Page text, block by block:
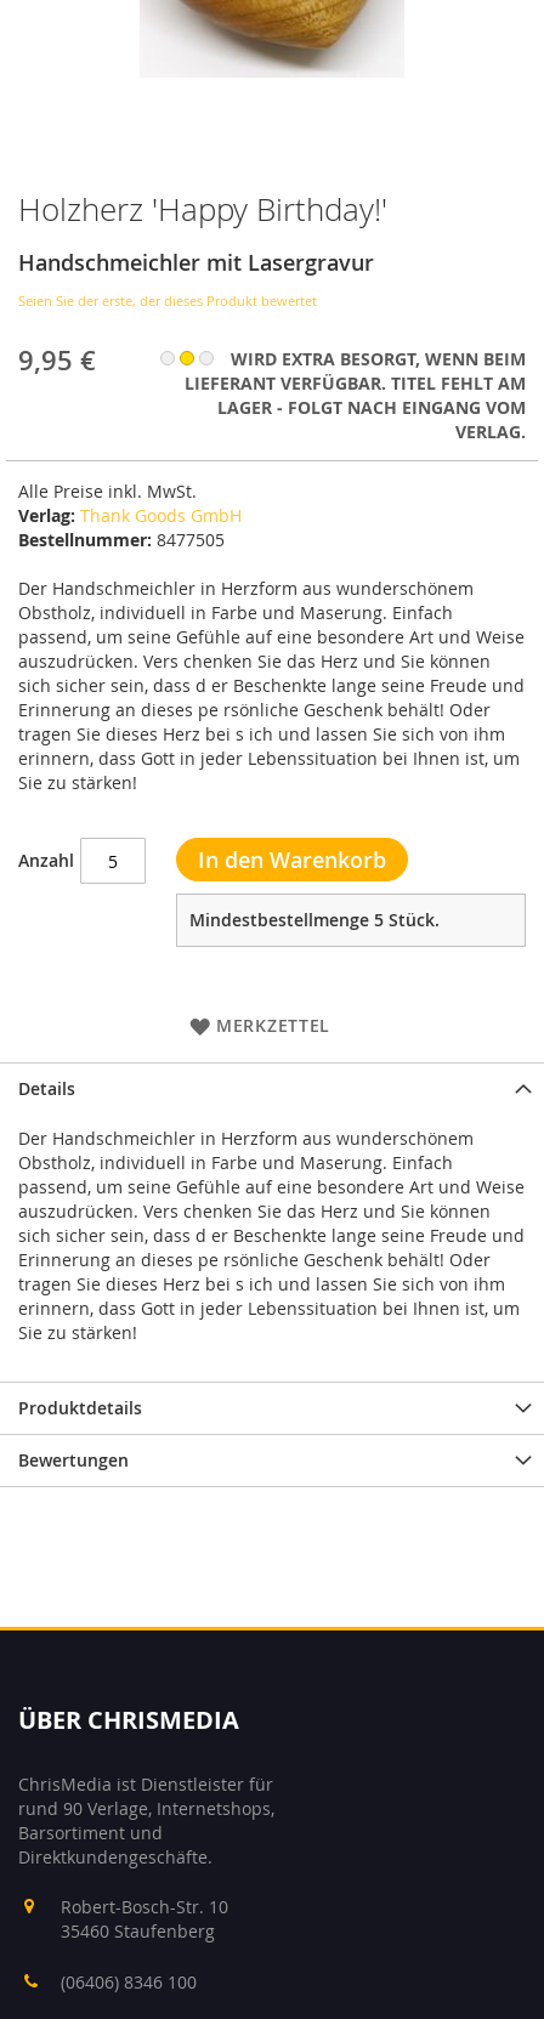
Holzherz 'Happy Birthday!'
Handschmeichler mit Lasergravur
Seien Sie der erste, der dieses Produkt bewertet
9,95 €
WIRD EXTRA BESORGT, WENN BEIM
LIEFERANT VERFÜGBAR. TITEL FEHLT AM
LAGER - FOLGT NACH EINGANG VOM
VERLAG.
Alle Preise inkl. MwSt.
Verlag: Thank Goods GmbH
Bestellnummer: 8477505
Der Handschmeichler in Herzform aus wunderschönem
Obstholz, individuell in Farbe und Maserung. Einfach
passend, um seine Gefühle auf eine besondere Art und Weise
auszudrücken. Vers chenken Sie das Herz und Sie können
sich sicher sein, dass d er Beschenkte lange seine Freude und
Erinnerung an dieses pe rsönliche Geschenk behält! Oder
tragen Sie dieses Herz bei s ich und lassen Sie sich von ihm
erinnern, dass Gott in jeder Lebenssituation bei Ihnen ist, um
Sie zu stärken!
Anzahl In den Warenkorb
Mindestbestellmenge 5 Stück.
MERKZETTEL
Zum
Anfang
der
Bildergalerie
springen
Details
Der Handschmeichler in Herzform aus wunderschönem
Obstholz, individuell in Farbe und Maserung. Einfach
passend, um seine Gefühle auf eine besondere Art und Weise
auszudrücken. Vers chenken Sie das Herz und Sie können
sich sicher sein, dass d er Beschenkte lange seine Freude und
Erinnerung an dieses pe rsönliche Geschenk behält! Oder
tragen Sie dieses Herz bei s ich und lassen Sie sich von ihm
erinnern, dass Gott in jeder Lebenssituation bei Ihnen ist, um
Sie zu stärken!
Produktdetails
Bewertungen
ÜBER CHRISMEDIA
ChrisMedia ist Dienstleister für
rund 90 Verlage, Internetshops,
Barsortiment und
Direktkundengeschäfte.
Robert-Bosch-Str. 10
35460 Staufenberg
(06406) 8346 100